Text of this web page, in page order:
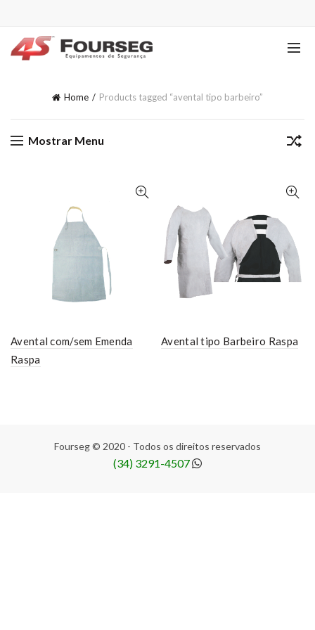
Home Products tagged “avental tipo barbeiro”
Mostrar Menu
Avental com/sem Emenda
Raspa
Avental tipo Barbeiro Raspa
Fourseg © 2020 - Todos os direitos reservados
(34) 3291-4507